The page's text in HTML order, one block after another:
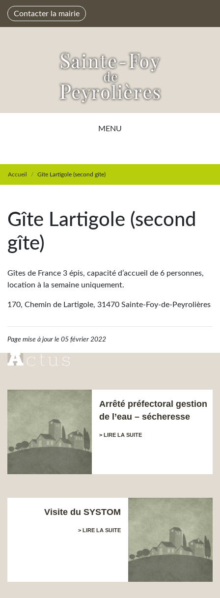
Contacter la mairie
MENU
Accueil Gîte Lartigole (second gîte)
Gîte Lartigole (second
gîte)
Gîtes de France 3 épis, capacité d’accueil de 6 personnes,
location à la semaine uniquement.
170, Chemin de Lartigole, 31470 Sainte-Foy-de-Peyrolières
Page mise à jour le 05 février 2022
Arrêté préfectoral gestion
de l’eau – sécheresse
> LIRE LA SUITE
Visite du SYSTOM
> LIRE LA SUITE